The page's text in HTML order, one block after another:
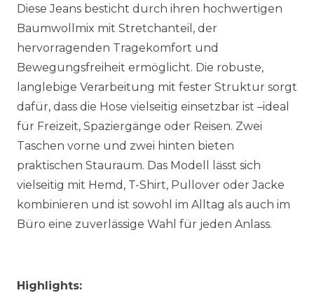
Diese Jeans besticht durch ihren hochwertigen
Baumwollmix mit Stretchanteil, der
hervorragenden Tragekomfort und
Bewegungsfreiheit ermöglicht. Die robuste,
langlebige Verarbeitung mit fester Struktur sorgt
dafür, dass die Hose vielseitig einsetzbar ist –ideal
für Freizeit, Spaziergänge oder Reisen. Zwei
Taschen vorne und zwei hinten bieten
praktischen Stauraum. Das Modell lässt sich
vielseitig mit Hemd, T-Shirt, Pullover oder Jacke
kombinieren und ist sowohl im Alltag als auch im
Büro eine zuverlässige Wahl für jeden Anlass.
Highlights: